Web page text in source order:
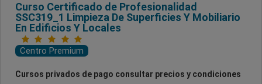
Curso Certificado de Profesionalidad
SSC319_1 Limpieza De Superficies Y Mobiliario
En Edificios Y Locales
Centro Premium
Cursos privados de pago consultar precios y condiciones